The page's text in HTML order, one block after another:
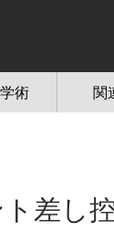
術 関
差し控